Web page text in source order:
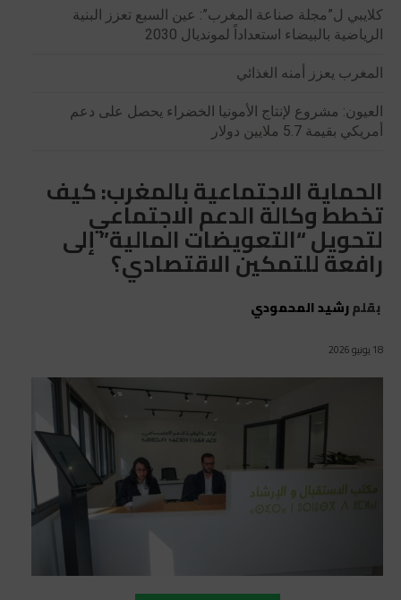
كلايبي ل”مجلة صناعة المغرب”: عين السبع تعزز البنية
الرياضية بالبيضاء استعداداً لمونديال 2030
المغرب يعزز أمنه الغذائي
العيون: مشروع لإنتاج الأمونيا الخضراء يحصل على دعم
أمريكي بقيمة 5.7 ملايين دولار
الحماية الاجتماعية بالمغرب: كيف
تخطط وكالة الدعم الاجتماعي
لتحويل “التعويضات المالية” إلى
رافعة للتمكين الاقتصادي؟
بقلمرشيد المحمودي
18 يونيو 2026